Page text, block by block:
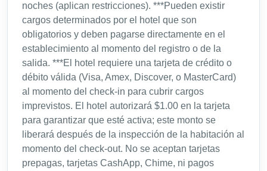
noches (aplican restricciones). ***Pueden existir
cargos determinados por el hotel que son
obligatorios y deben pagarse directamente en el
establecimiento al momento del registro o de la
salida. ***El hotel requiere una tarjeta de crédito o
débito válida (Visa, Amex, Discover, o MasterCard)
al momento del check-in para cubrir cargos
imprevistos. El hotel autorizará $1.00 en la tarjeta
para garantizar que esté activa; este monto se
liberará después de la inspección de la habitación al
momento del check-out. No se aceptan tarjetas
prepagas, tarjetas CashApp, Chime, ni pagos